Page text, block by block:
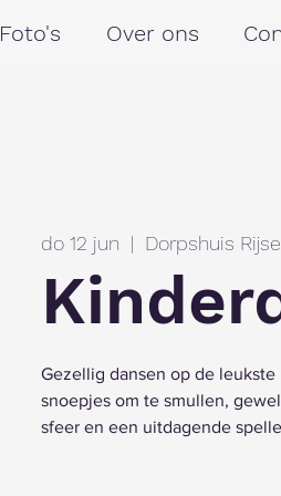
Foto's Over ons
do 12 jun
  |
Dorpshuis
Gezellig dansen op de
snoepjes om te smullen,
sfeer en een uitdagende